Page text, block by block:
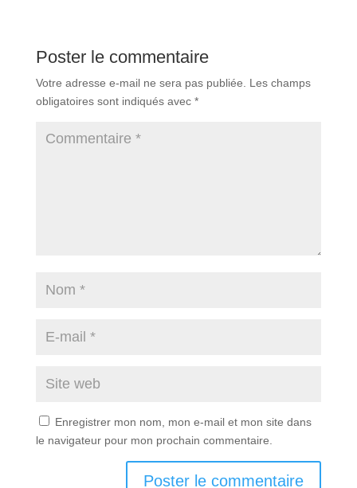
Poster le commentaire
Votre adresse e-mail ne sera pas publiée. Les champs
obligatoires sont indiqués avec *
Enregistrer mon nom, mon e-mail et mon site dans
le navigateur pour mon prochain commentaire.